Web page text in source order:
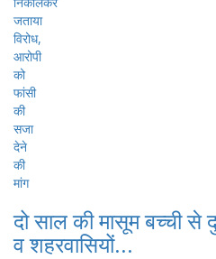
दो साल की मासूम बच्ची से
व शहरवासियों...